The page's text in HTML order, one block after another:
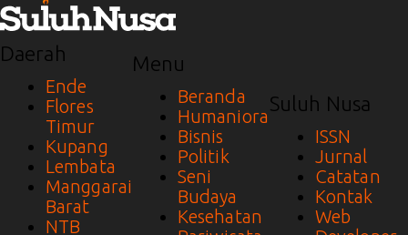
Daerah
Ende
Flores
Timur
Kupang
Lembata
Manggarai
Barat
NTB
Menu
Beranda
Humaniora
Bisnis
Politik
Seni
Budaya
Kesehatan
Suluh Nusa
ISSN
Jurnal
Catatan
Kontak
Web